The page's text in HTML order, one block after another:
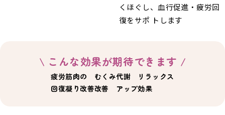
くほぐし、血行促進・疲労回
復をサポ トします
\ こんな効果が期待できます /
疲労
回復
筋肉の
凝り改善
むくみ
改善
代謝
アップ
リラックス
効果